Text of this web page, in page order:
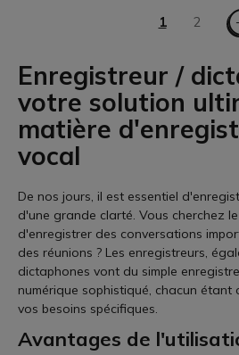
PageVous lisez
1 Page
2
Enregistreur /
votre solution
matière
vocal
De nos jours, il est essentiel
d'une grande clarté. Vous cherchez
d'enregistrer des conversations
des réunions ? Les enregistreurs,
dictaphones vont du simple
numérique sophistiqué, chacun étant
vos besoins spécifiques.
Avantages de